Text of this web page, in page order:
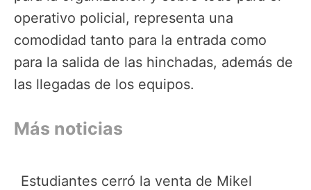
operativo policial, representa una
comodidad tanto para la entrada como
para la salida de las hinchadas, además de
las llegadas de los equipos.
Más noticias
Estudiantes cerró la venta de Mikel